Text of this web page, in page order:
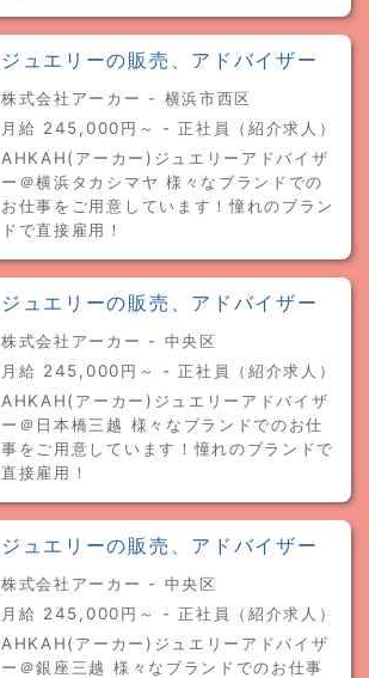
ジュエリーの販売、アドバイザー
株式会社アーカー - 横浜市西区
月給 245,000円～ - 正社員（紹介求人）
AHKAH(アーカー)ジュエリーアドバイザ
ー＠横浜タカシマヤ 様々なブランドでの
お仕事をご用意しています！憧れのブラン
ドで直接雇用！
ジュエリーの販売、アドバイザー
株式会社アーカー - 中央区
月給 245,000円～ - 正社員（紹介求人）
AHKAH(アーカー)ジュエリーアドバイザ
ー＠日本橋三越 様々なブランドでのお仕
事をご用意しています！憧れのブランドで
直接雇用！
ジュエリーの販売、アドバイザー
株式会社アーカー - 中央区
月給 245,000円～ - 正社員（紹介求人）
AHKAH(アーカー)ジュエリーアドバイザ
ー＠銀座三越 様々なブランドでのお仕事